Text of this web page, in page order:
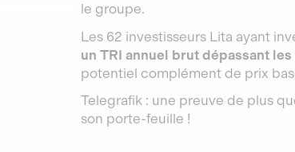
le groupe.
Les 62 investisseurs Lita ayant
un TRI annuel brut dépassant les
potentiel complément de prix
Telegrafik : une preuve de plus
son porte-feuille !